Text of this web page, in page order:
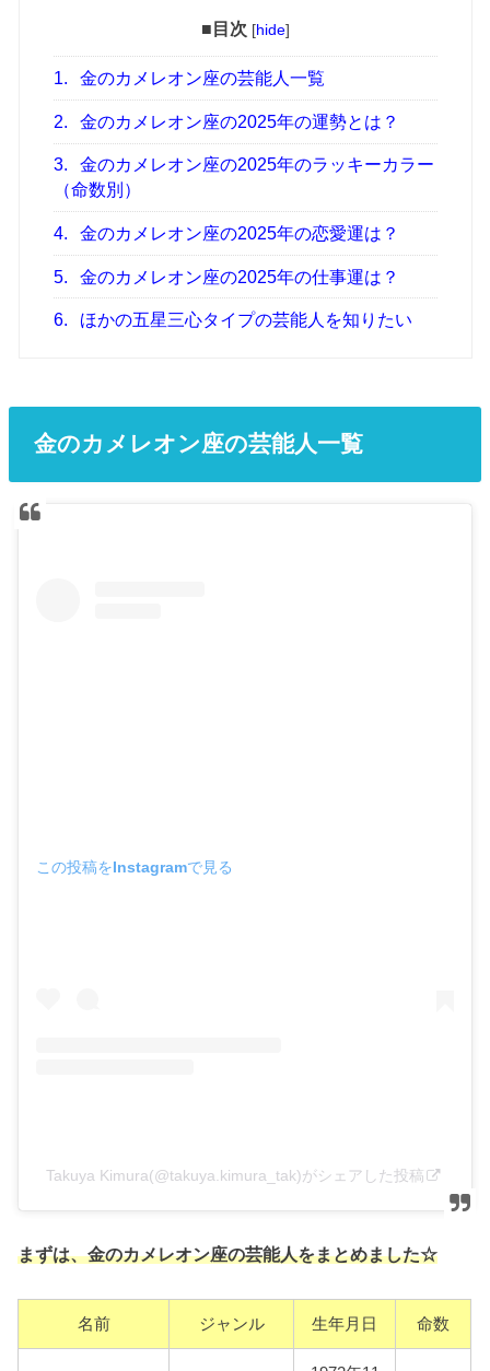
■目次 [hide]
1. 金のカメレオン座の芸能人一覧
2. 金のカメレオン座の2025年の運勢とは？
3.
金のカメレオン座の2025年のラッキーカラー
（命数別）
4. 金のカメレオン座の2025年の恋愛運は？
5. 金のカメレオン座の2025年の仕事運は？
6. ほかの五星三心タイプの芸能人を知りたい
金のカメレオン座の芸能人一覧
この投稿をInstagramで見る
Takuya Kimura(@takuya.kimura_tak)がシェアした投稿
まずは、金のカメレオン座の芸能人をまとめました☆
名前 ジャンル 生年月日 命数